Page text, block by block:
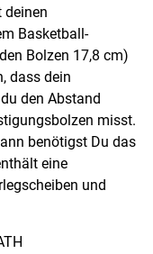
deinen
Basketball-
Bolzen 17,8 cm)
dass dein
den Abstand
misst.
benötigst Du das
eine
und